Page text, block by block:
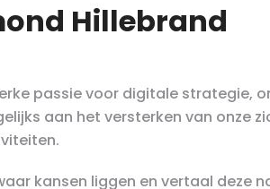
Hillebrand
passie voor digitale strategie,
aan het versterken van onze
kansen liggen en vertaal